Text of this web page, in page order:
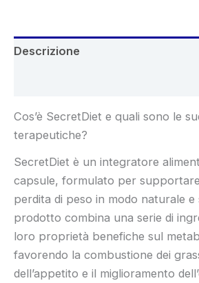
Descrizione
Cos’è SecretDiet e quali sono le
terapeutiche?
SecretDiet è un integratore
capsule, formulato per
perdita di peso in modo naturale e
prodotto combina una serie di
loro proprietà benefiche sul
favorendo la combustione dei
dell’appetito e il miglioramento